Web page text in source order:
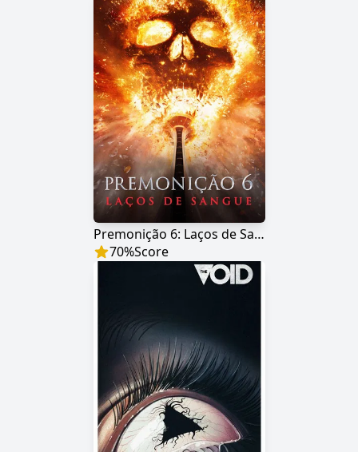
Premonição 6: Laços de Sangue
70%Score